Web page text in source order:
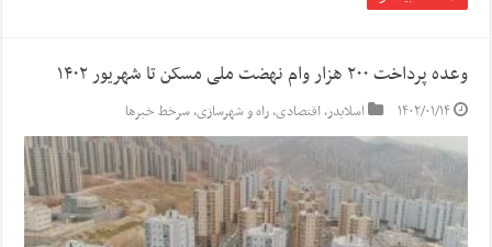
وعده پرداخت ۲۰۰ هزار وام نهضت ملی مسکن تا شهریور ۱۴۰۲
۱۴۰۲/۰۱/۱۴ اسلایدر,اقتصادی,راه و شهرسازی,سرخط خبرها